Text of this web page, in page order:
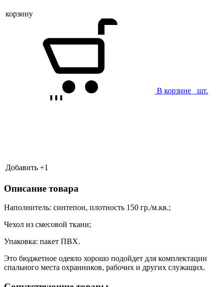
корзину
В корзине шт.
Добавить +1
Описание товара
Наполнитель: синтепон, плотность 150 гр./м.кв.;
Чехол из смесовой ткани;
Упаковка: пакет ПВХ.
Это бюджетное одеяло хорошо подойдет для комплектации
спального места охранников, рабочих и других служащих.